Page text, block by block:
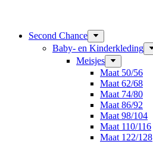
Second Chance
Baby- en Kinderkleding
Meisjes
Maat 50/56
Maat 62/68
Maat 74/80
Maat 86/92
Maat 98/104
Maat 110/116
Maat 122/128